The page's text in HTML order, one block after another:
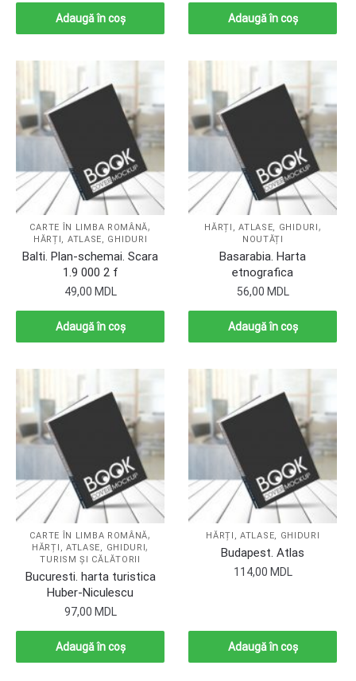
Adaugă în coș Adaugă în coș
CARTE ÎN LIMBA ROMÂNĂ,
HĂRȚI, ATLASE, GHIDURI
Balti. Plan-schemai. Scara
1.9 000 2 f
49,00 MDL
Adaugă în coș
HĂRȚI, ATLASE, GHIDURI ,
NOUTĂȚI
Basarabia. Harta
etnografica
56,00 MDL
Adaugă în coș
CARTE ÎN LIMBA ROMÂNĂ,
HĂRȚI, ATLASE, GHIDURI,
TURISM ȘI CĂLĂTORII
Bucuresti. harta turistica
Huber-Niculescu
97,00 MDL
Adaugă în coș
HĂRȚI, ATLASE, GHIDURI
Budapest. Atlas
114,00 MDL
Adaugă în coș